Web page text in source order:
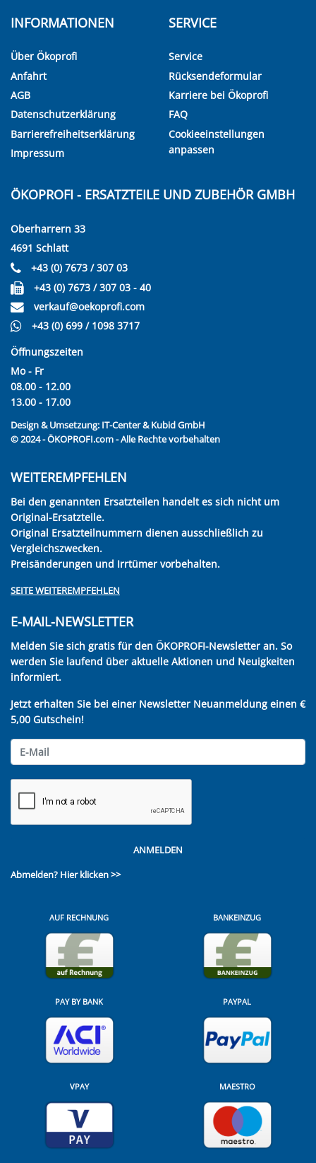
INFORMATIONEN
Über Ökoprofi
Anfahrt
AGB
Datenschutzerklärung
Barrierefreiheitserklärung
Impressum
SERVICE
Service
Rücksendeformular
Karriere bei Ökoprofi
FAQ
Cookieeinstellungen
anpassen
ÖKOPROFI - ERSATZTEILE UND ZUBEHÖR GMBH
Oberharrern 33
4691 Schlatt
+43 (0) 7673 / 307 03
+43 (0) 7673 / 307 03 - 40
verkauf@oekoprofi.com
+43 (0) 699 / 1098 3717
Öffnungszeiten
Mo - Fr
08.00 - 12.00
13.00 - 17.00
Design & Umsetzung: IT-Center & Kubid GmbH
© 2024 - ÖKOPROFI.com - Alle Rechte vorbehalten
WEITEREMPFEHLEN
Bei den genannten Ersatzteilen handelt es sich nicht um
Original-Ersatzteile.
Original Ersatzteilnummern dienen ausschließlich zu
Vergleichszwecken.
Preisänderungen und Irrtümer vorbehalten.
SEITE WEITEREMPFEHLEN
E-MAIL-NEWSLETTER
Melden Sie sich gratis für den ÖKOPROFI-Newsletter an. So
werden Sie laufend über aktuelle Aktionen und Neuigkeiten
informiert.
Jetzt erhalten Sie bei einer Newsletter Neuanmeldung einen €
5,00 Gutschein!
ANMELDEN
Abmelden? Hier klicken >>
AUF RECHNUNG BANKEINZUG
PAY BY BANK PAYPAL
VPAY MAESTRO